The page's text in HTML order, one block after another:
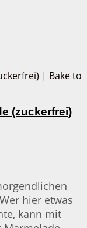
(zuckerfrei)
hier etwas
kann mit